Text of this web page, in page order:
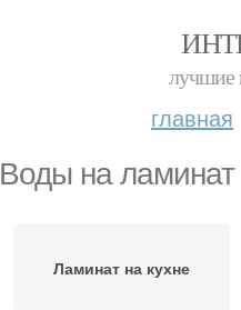
лучшие
главная
Воды на ламинат
Ламинат на кухне